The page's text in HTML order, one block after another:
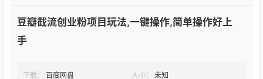
豆瓣截流创业粉项目玩法,一键操作,简单操作好上
手
下载： 百度网盘 大小：
未知